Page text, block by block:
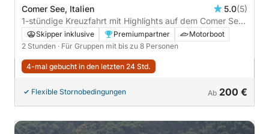
Comer See, Italien 5.0(5)
1-stündige Kreuzfahrt mit Highlights auf dem Comer See
– Villen und Promi-Charme
Skipper inklusive Premiumpartner
Motorboot
2 Stunden · Für Gruppen mit bis zu 8 Personen
4-mal gebucht in den letzten 24 Std.
Flexible Stornobedingungen Ab 200 €